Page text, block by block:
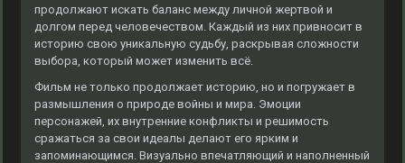
продолжают искать баланс между личной жертвой и
долгом перед человечеством. Каждый из них привносит в
историю свою уникальную судьбу, раскрывая сложности
выбора, который может изменить всё.
Фильм не только продолжает историю, но и погружает в
размышления о природе войны и мира. Эмоции
персонажей, их внутренние конфликты и решимость
сражаться за свои идеалы делают его ярким и
запоминающимся. Визуально впечатляющий и наполненный